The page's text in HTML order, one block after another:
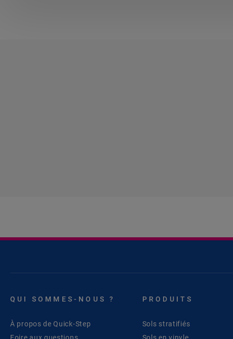
QUI SOMMES-NOUS ?
À propos de Quick-Step
PRODUITS
Sols stratifiés